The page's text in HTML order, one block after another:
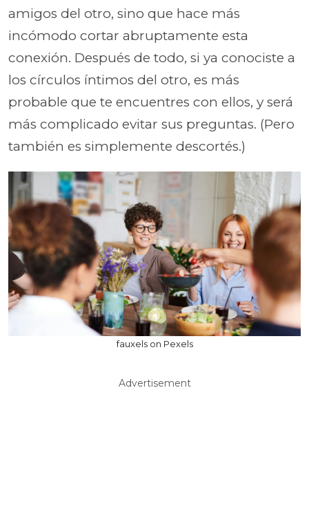
amigos del otro, sino que hace más
incómodo cortar abruptamente esta
conexión. Después de todo, si ya conociste a
los círculos íntimos del otro, es más
probable que te encuentres con ellos, y será
más complicado evitar sus preguntas. (Pero
también es simplemente descortés.)
fauxels on Pexels
Advertisement